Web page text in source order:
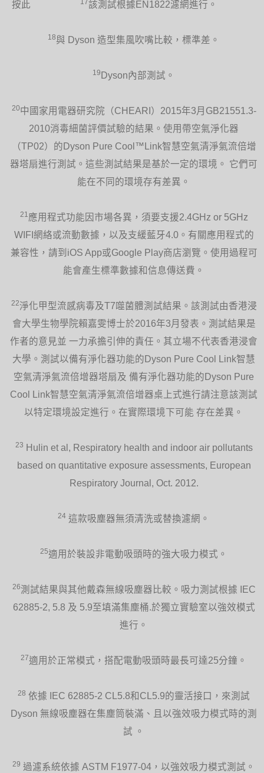
按此 17該測試根據EN1822濾網進行。
18與 Dyson 造型集風吹嘴比較，標準差。
19 Dyson內部測試。
20中國家用電器研究院（CHEARI）2015年3月GB21551.3-
2010消毒細菌評價試驗的結果。使用帶空氣淨化器
（TP02）的Dyson Pure Cool™Link智慧空氣清淨氣流倍增
器塔扇進行測試。這些測試結果是基於一定的環境。 它們可
能在不同的環境存有差異。
21 應用程式功能因市場各異，須要支援2.4GHz or 5GHz
WIFI網絡或流動數據，以及支緩藍牙4.0。有關應用程式的
兼容性，請到iOS App或Google Play商店瀏覽。使用過程可
能會產生標準數據和信息傳送費。
22淨化甲型流感病毒及T7噬菌體測試結果。該測試由香港浸
會大學生物學院賴嘉雯博士於2016年3月發表。測試結果是
作者的意見並 一力承擔引伸的責任。其立場不代表香港浸會
大學。測試以備有淨化器功能的Dyson Pure Cool Link智慧
空氣清淨氣流倍增器塔扇及 備有淨化器功能的Dyson Pure
Cool Link智慧空氣清淨氣流倍增器桌上式進行請注意該測試
以特定環境設定進行。在實際環境下可能 存在差異。
23
Hulin et al, Respiratory health and indoor air pollutants
based on quantitative exposure assessments, European
Respiratory Journal, Oct. 2012.
24 這款吸塵器無須清洗或替換濾網。
25適用於裝設非電動吸頭時的強大吸力模式。
26測試結果與其他戴森無線吸塵器比較。吸力測試根據 IEC
62885-2, 5.8 及 5.9至填滿集塵桶.於獨立實驗室以強效模式
進行。
27適用於正常模式，搭配電動吸頭時最長可達25分鐘。
28 依據 IEC 62885-2 CL5.8和CL5.9的靈活接口，來測試
Dyson 無線吸塵器在集塵筒裝滿、且以強效吸力模式時的測
試 。
29 過濾系統依據 ASTM F1977-04，以強效吸力模式測試。